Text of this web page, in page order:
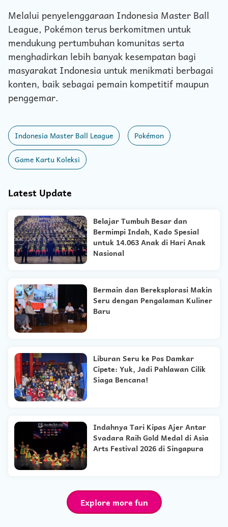
Melalui penyelenggaraan Indonesia Master Ball
League, Pokémon terus berkomitmen untuk
mendukung pertumbuhan komunitas serta
menghadirkan lebih banyak kesempatan bagi
masyarakat Indonesia untuk menikmati berbagai
konten, baik sebagai pemain kompetitif maupun
penggemar.
Indonesia Master Ball League Pokémon
Game Kartu Koleksi
Latest Update
Belajar Tumbuh Besar dan
Bermimpi Indah, Kado Spesial
untuk 14.063 Anak di Hari Anak
Nasional
Bermain dan Bereksplorasi Makin
Seru dengan Pengalaman Kuliner
Baru
Liburan Seru ke Pos Damkar
Cipete: Yuk, Jadi Pahlawan Cilik
Siaga Bencana!
Indahnya Tari Kipas Ajer Antar
Svadara Raih Gold Medal di Asia
Arts Festival 2026 di Singapura
Explore more fun